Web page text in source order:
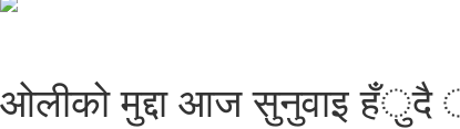
ओलीको मुद्दा आज सुनुवाइ हँुदै